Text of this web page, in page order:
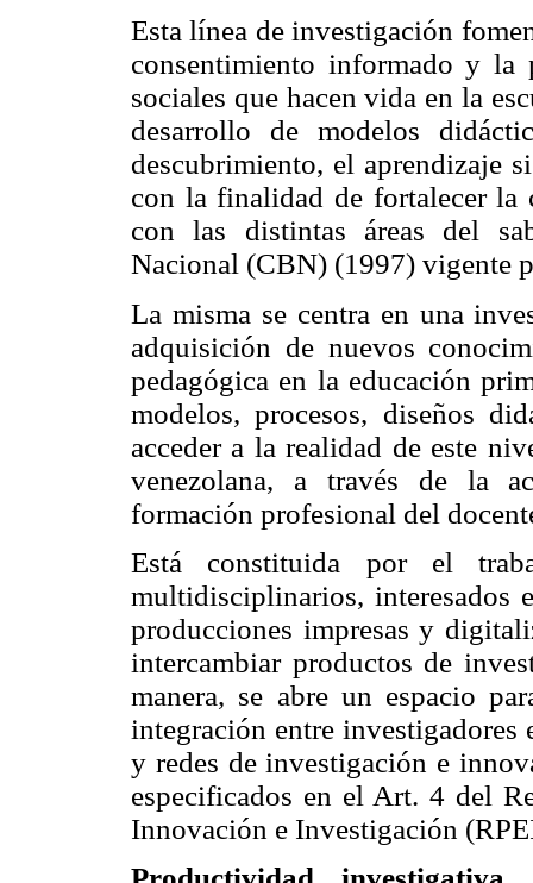
Esta línea de investigación
consentimiento informado y la
sociales que hacen vida en la
desarrollo de modelos
descubrimiento, el aprendizaje
con la finalidad de fortalecer la
con las distintas áreas del
Nacional (CBN) (1997) vigente
La misma se centra en una
adquisición de nuevos
pedagógica en la educación
modelos, procesos, diseños
acceder a la realidad de este
venezolana, a través de la
formación profesional del
Está constituida por el
multidisciplinarios, interesados
producciones impresas y
intercambiar productos de
manera, se abre un espacio
integración entre
y redes de investigación e
especificados en el Art. 4 del
Innovación e Investigación